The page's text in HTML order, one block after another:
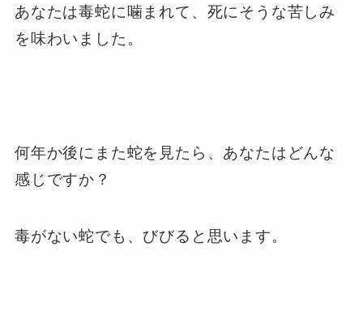
あなたは毒蛇に噛まれて、死にそうな苦しみ
を味わいました。
何年か後にまた蛇を見たら、あなたはどんな
感じですか？
毒がない蛇でも、びびると思います。